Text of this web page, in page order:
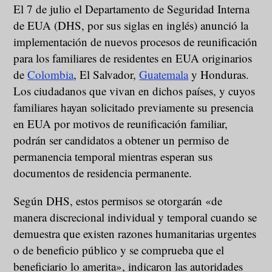
El 7 de julio el Departamento de Seguridad Interna
de EUA (DHS, por sus siglas en inglés) anunció la
implementación de nuevos procesos de reunificación
para los familiares de residentes en EUA originarios
deColombia, El Salvador,Guatemalay Honduras.
Los ciudadanos que vivan en dichos países, y cuyos
familiares hayan solicitado previamente su presencia
en EUA por motivos de reunificación familiar,
podrán ser candidatos a obtener un permiso de
permanencia temporal mientras esperan sus
documentos de residencia permanente.
Según DHS, estos permisos se otorgarán «de
manera discrecional individual y temporal cuando se
demuestra que existen razones humanitarias urgentes
o de beneficio público y se comprueba que el
beneficiario lo amerita», indicaron las autoridades